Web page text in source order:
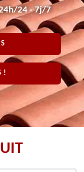
24 - 7j/7
!